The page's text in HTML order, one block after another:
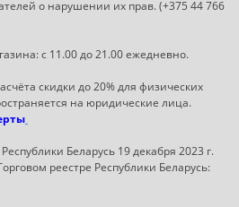
о нарушении их прав. (+375 44 766
с 11.00 до 21.00 ежедневно.
скидки до 20% для физических
на юридические лица.
Беларусь 19 декабря 2023 г.
реестре Республики Беларусь: